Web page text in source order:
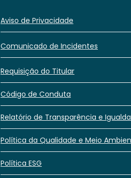
Aviso de Privacidade
Comunicado de Incidentes
Requisição do Titular
Código de Conduta
Relatório de Transparência e
Política da Qualidade e Meio
Política ESG